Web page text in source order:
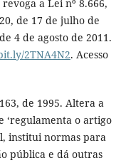
a Lei nº 8.666,
de 17 de julho de
4 de agosto de 2011.
2TNA4N2. Acesso
de 1995. Altera a
‘regulamenta o artigo
institui normas para
pública e dá outras